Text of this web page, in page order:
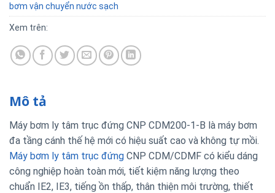
bơm vận chuyển nước sạch
Xem trên:
Mô tả
Máy bơm ly tâm trục đứng CNP CDM200-1-B là máy bơm
đa tầng cánh thế hệ mới có hiệu suất cao và không tự mồi.
Máy bơm ly tâm trục đứng CNP CDM/CDMF có kiểu dáng
công nghiệp hoàn toàn mới, tiết kiệm năng lượng theo
chuẩn IE2, IE3, tiếng ồn thấp, thân thiện môi trường, thiết